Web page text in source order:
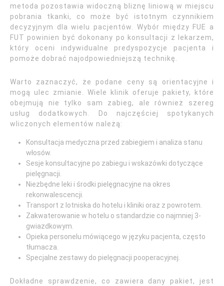
metoda pozostawia widoczną bliznę liniową w miejscu
pobrania tkanki, co może być istotnym czynnikiem
decyzyjnym dla wielu pacjentów. Wybór między FUE a
FUT powinien być dokonany po konsultacji z lekarzem,
który oceni indywidualne predyspozycje pacjenta i
pomoże dobrać najodpowiedniejszą technikę.
Warto zaznaczyć, że podane ceny są orientacyjne i
mogą ulec zmianie. Wiele klinik oferuje pakiety, które
obejmują nie tylko sam zabieg, ale również szereg
usług dodatkowych. Do najczęściej spotykanych
wliczonych elementów należą:
Konsultacja medyczna przed zabiegiem i analiza stanu
włosów.
Sesje konsultacyjne po zabiegu i wskazówki dotyczące
pielęgnacji.
Niezbędne leki i środki pielęgnacyjne na okres
rekonwalescencji.
Transport z lotniska do hotelu i kliniki oraz z powrotem.
Zakwaterowanie w hotelu o standardzie co najmniej 3-
gwiazdkowym.
Opieka personelu mówiącego w języku pacjenta, często
tłumacza.
Specjalne zestawy do pielęgnacji pooperacyjnej.
Dokładne sprawdzenie, co zawiera dany pakiet, jest